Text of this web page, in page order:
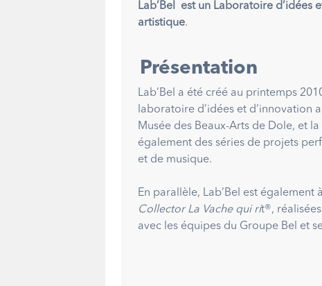
Lab’Bel
est un Laboratoire d’idées
artistique.
Présentation
Lab’Bel a été créé au printemps
laboratoire d’idées et d’innovation
Musée des Beaux-Arts de Dole, et
également des séries de projets
et de musique.
En parallèle, Lab’Bel est
Collector La Vache qui rit®,
avec les équipes du Groupe Bel et